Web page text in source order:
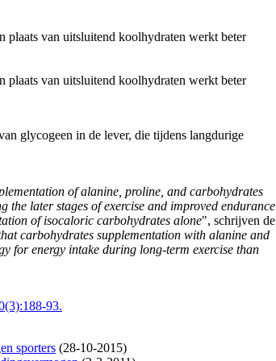
glycogeen in de lever, die tijdens langdurige
of alanine, proline, and carbohydrates
the later stages of exercise and improved endurance
of isocaloric carbohydrates alone", schrijven de
carbohydrates supplementation with alanine and
for energy intake during long-term exercise than
93.
sporters (28-10-2015)